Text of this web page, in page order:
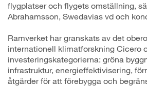
flygplatser och flygets omställning,
Abrahamsson, Swedavias vd och
Ramverket har granskats av det
internationell klimatforskning Cicero
investeringskategorierna: gröna
infrastruktur, energieffektivisering,
åtgärder för att förebygga och